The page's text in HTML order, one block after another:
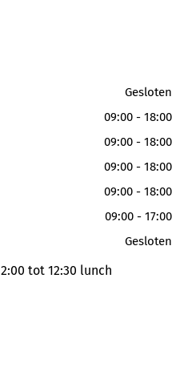
Gesloten
09:00 - 18:00
09:00 - 18:00
09:00 - 18:00
09:00 - 18:00
09:00 - 17:00
Gesloten
tot 12:30 lunch